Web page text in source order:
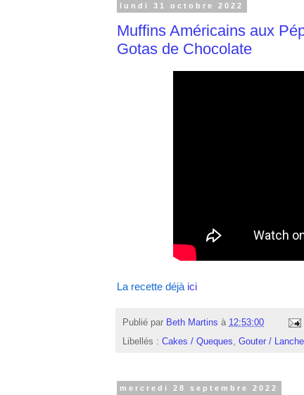
lundi 31 octobre 2022
Muffins Américains aux
Gotas de Chocolate
La recette déjà ici
Publié par Beth Martins à 12:53:00
Libellés : Cakes / Queques Gouter / Lanche
mercredi 28 septembre 2022